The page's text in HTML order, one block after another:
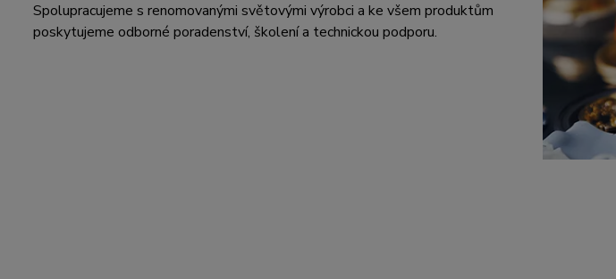
Spolupracujeme s renomovanými světovými výrobci a ke všem produktům
poskytujeme odborné poradenství, školení a technickou podporu.